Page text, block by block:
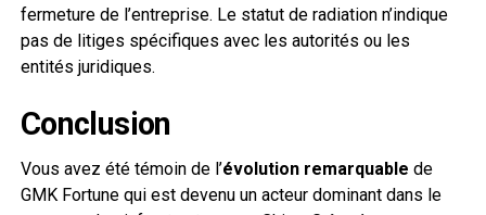
fermeture de l’entreprise. Le statut de radiation n’indique
pas de litiges spécifiques avec les autorités ou les
entités juridiques.
Conclusion
Vous avez été témoin de l’évolution remarquable de
GMK Fortune qui est devenu un acteur dominant dans le